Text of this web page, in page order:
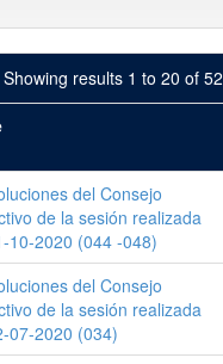
Showing results 1 to 20 of 52
del Consejo
de la sesión realizada
10-2020 (044 -048)
del Consejo
de la sesión realizada
07-2020 (034)